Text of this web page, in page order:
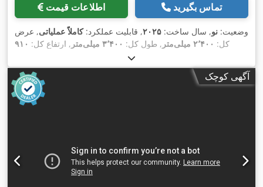
اطلاعات قیمت تماس بگیرید
وضعیت: نو, سال ساخت: ۲۰۲۵, قابلیت عملکرد:کاملاً عملیاتی, عرض
کل: ۲٬۴۰۰ میلی‌متر , طول کل: ۳٬۴۰۰ میلی‌متر , ارتفاع کل: ۹۱۰
, وزن کل:
۱۲ ماه‌ها
, نوع جریان ورودی:سه فاز, ولتاژ ورودی: ۴۰۰ V, فرکانس
ورودی:۵۰ هرتز آگهی کوچک